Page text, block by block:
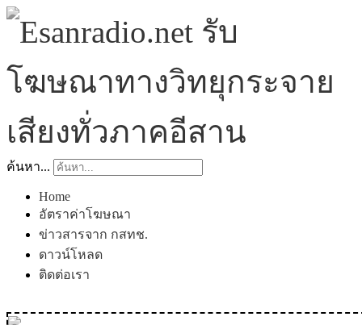
ค้นหา...
Home
อัตราค่าโฆษณา
ข่าวสารจาก กสทช.
ดาวน์โหลด
ติดต่อเรา